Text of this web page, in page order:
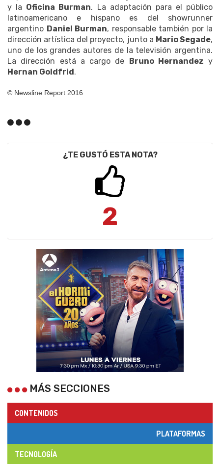
y la Oficina Burman. La adaptación para el público
latinoamericano e hispano es del showrunner
argentino Daniel Burman, responsable también por la
dirección artística del proyecto, junto a Mario Segade,
uno de los grandes autores de la televisión argentina.
La dirección está a cargo de Bruno Hernandez y
Hernan Goldfrid.
© Newsline Report 2016
¿TE GUSTÓ ESTA NOTA?
2
MÁS SECCIONES
CONTENIDOS
PLATAFORMAS
TECNOLOGÍA